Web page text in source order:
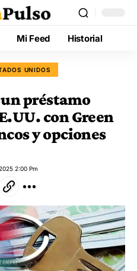
Mi Feed Historial
UNIDOS
préstamo
con Green
y opciones
2:00 Pm